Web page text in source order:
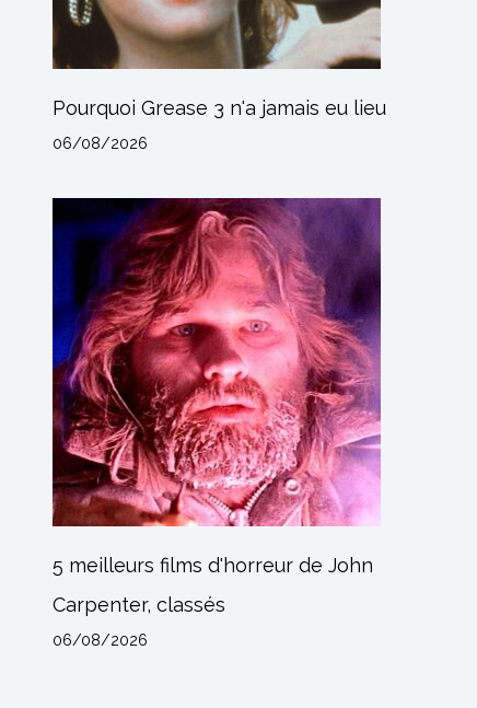
Pourquoi Grease 3 n'a jamais eu lieu
06/08/2026
5 meilleurs films d'horreur de John
Carpenter, classés
06/08/2026